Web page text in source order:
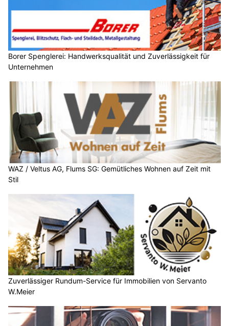
Borer Spenglerei: Handwerksqualität und Zuverlässigkeit für
Unternehmen
WAZ / Veltus AG, Flums SG: Gemütliches Wohnen auf Zeit mit
Stil
Zuverlässiger Rundum-Service für Immobilien von Servanto
W.Meier